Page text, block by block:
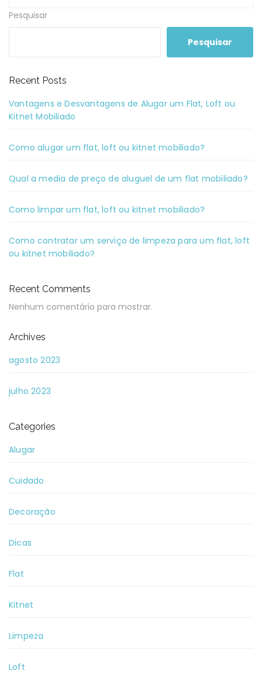
Pesquisar
Pesquisar
Recent Posts
Vantagens e Desvantagens de Alugar um Flat, Loft ou
Kitnet Mobiliado
Como alugar um flat, loft ou kitnet mobiliado?
Qual a media de preço de aluguel de um flat mobiliado?
Como limpar um flat, loft ou kitnet mobiliado?
Como contratar um serviço de limpeza para um flat, loft
ou kitnet mobiliado?
Recent Comments
Nenhum comentário para mostrar.
Archives
agosto 2023
julho 2023
Categories
Alugar
Cuidado
Decoração
Dicas
Flat
Kitnet
Limpeza
Loft